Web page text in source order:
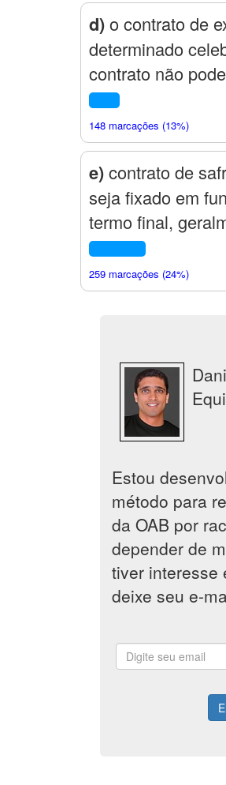
d)o contrato de
determinado
contrato não
148 marcações (13%)
e)contrato de
seja fixado em
termo final,
259 marcações (24%)
Estou
método para
da OAB por
depender de
tiver interesse
deixe seu e-